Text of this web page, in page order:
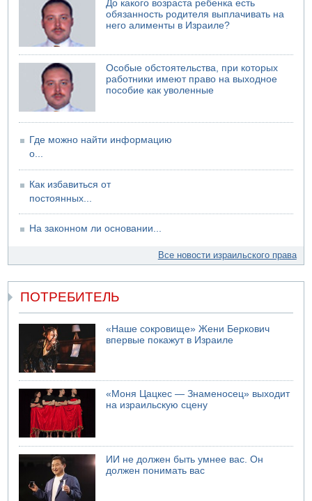
Арестованы двое подозреваемых в стрельбе по
электрической компании
06.08.2026 13:07
Возле Кирьят-Арбы пожар на местности
06.08.2026 12:06
США не будут давить на Израиль в вопросе Ливана
06.08.2026 11:41
До какого возраста ребенка есть
обязанность родителя выплачивать на
него алименты в Израиле?
Особые обстоятельства, при которых
работники имеют право на выходное
пособие как уволенные
Где можно найти информацию
о...
Как избавиться от
постоянных...
На законном ли основании...
Все новости израильского права
ПОТРЕБИТЕЛЬ
«Наше сокровище» Жени Беркович
впервые покажут в Израиле
«Моня Цацкес — Знаменосец» выходит
на израильскую сцену
ИИ не должен быть умнее вас. Он
должен понимать вас